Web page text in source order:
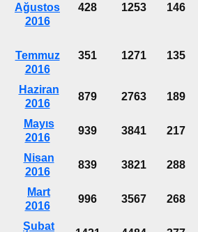
Ağustos
2016
428 1253 146
Temmuz
2016
351 1271 135
Haziran
2016
879 2763 189
Mayıs
2016
939 3841 217
Nisan
2016
839 3821 288
Mart
2016
996 3567 268
Şubat